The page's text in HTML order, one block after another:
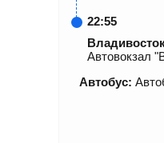
22:55
Автовокзал
Автобус: